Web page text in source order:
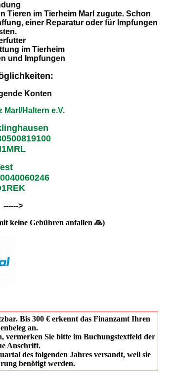
Tieren im Tierheim Marl zugute. Schon
einer Reparatur oder für Impfungen
im Tierheim
und Impfungen
Konten
Marl/Haltern e.V.
>
keine Gebühren anfallen 🙏)
Bis 300 € erkennt das Finanzamt Ihren
an.
vermerken Sie bitte im Buchungstextfeld der
Anschrift.
des folgenden Jahres versandt, weil sie
benötigt werden.